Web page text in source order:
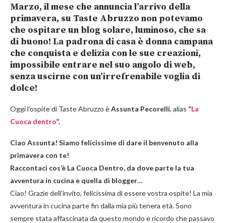
Marzo, il mese che annuncia l’arrivo della
primavera, su Taste Abruzzo non potevamo
che ospitare un blog solare, luminoso, che sa
di buono! La padrona di casa è donna campana
che conquista e delizia con le sue creazioni,
impossibile entrare nel suo angolo di web,
senza uscirne con un’irrefrenabile voglia di
dolce!
Oggi l’ospite di Taste Abruzzo èAssunta Pecorelli, alias “La
Cuoca dentro”.
Ciao Assunta! Siamo felicissime di dare il benvenuto alla
primavera con te!
Raccontaci cos’è La Cuoca Dentro, da dove parte la tua
avventura in cucina e quella di blogger…
Ciao! Grazie dell’invito, felicissima di essere vostra ospite! La mia
avventura in cucina parte fin dalla mia più tenera età. Sono
sempre stata affascinata da questo mondo e ricordo che passavo